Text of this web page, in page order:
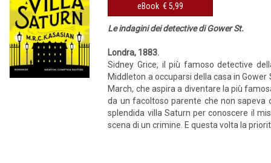
eBook € 5,99
Le indagini dei detective di Gower St.
Londra, 1883.
Sidney Grice, il più famoso detective
Middleton a occuparsi della casa in
March, che aspira a diventare la più
da un facoltoso parente che non sapeva
splendida villa Saturn per conoscere il
scena di un crimine. E questa volta la